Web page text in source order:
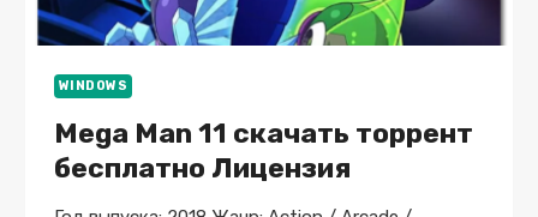
WINDOWS
Mega Man 11 скачать торрент
бесплатно Лицензия